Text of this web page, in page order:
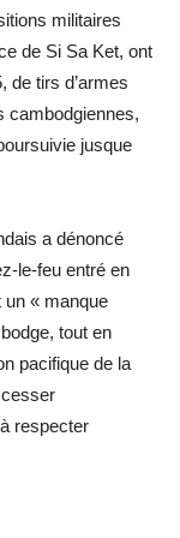
militaires
de Si Sa Ket, ont
de tirs d’armes
cambodgiennes,
jusque
a dénoncé
le-feu entré en
un « manque
tout en
pacifique de la
respecter